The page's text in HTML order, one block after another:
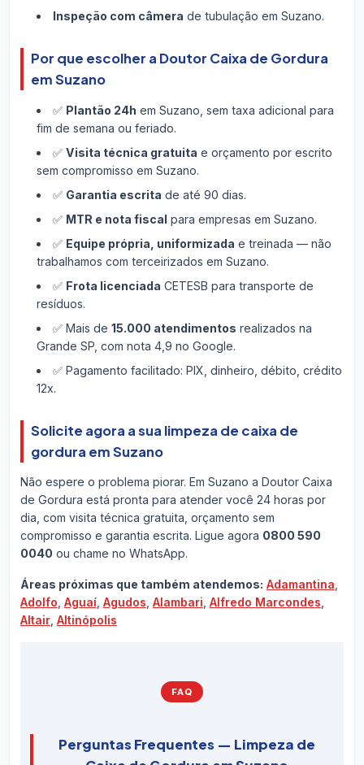
Inspeção com câmera de tubulação em Suzano.
Por que escolher a Doutor Caixa de Gordura
em Suzano
✅ Plantão 24h em Suzano, sem taxa adicional para
fim de semana ou feriado.
✅ Visita técnica gratuita e orçamento por escrito
sem compromisso em Suzano.
✅ Garantia escrita de até 90 dias.
✅ MTR e nota fiscal para empresas em Suzano.
✅ Equipe própria, uniformizada e treinada — não
trabalhamos com terceirizados em Suzano.
✅ Frota licenciada CETESB para transporte de
resíduos.
✅ Mais de 15.000 atendimentos realizados na
Grande SP, com nota 4,9 no Google.
✅ Pagamento facilitado: PIX, dinheiro, débito, crédito
12x.
Solicite agora a sua limpeza de caixa de
gordura em Suzano
Não espere o problema piorar. Em Suzano a Doutor Caixa
de Gordura está pronta para atender você 24 horas por
dia, com visita técnica gratuita, orçamento sem
compromisso e garantia escrita. Ligue agora 0800 590
0040 ou chame no WhatsApp.
Áreas próximas que também atendemos: Adamantina
Adolfo Aguaí, Agudos Alambari Alfredo Marcondes
Altair, Altinópolis
FAQ
Perguntas Frequentes — Limpeza de